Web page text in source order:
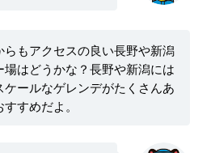
らもアクセスの良い長野や新潟
場はどうかな？長野や新潟には
ケールなゲレンデがたくさんあ
すめだよ。